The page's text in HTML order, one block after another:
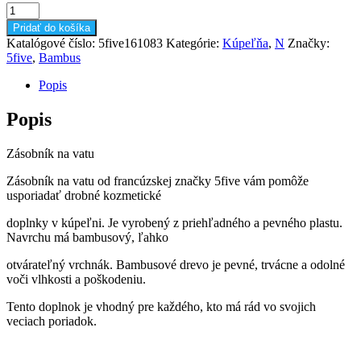
množstvo
Zásobník
na
vatu
Pridať do košíka
Katalógové číslo: 5five161083 Kategórie: Kúpeľňa, N Značky:
5five, Bambus
Popis
Popis
Zásobník na vatu
Zásobník na vatu od francúzskej značky 5five vám pomôže
usporiadať drobné kozmetické
doplnky v kúpeľni. Je vyrobený z priehľadného a pevného plastu.
Navrchu má bambusový, ľahko
otvárateľný vrchnák. Bambusové drevo je pevné, trvácne a odolné
voči vlhkosti a poškodeniu.
Tento doplnok je vhodný pre každého, kto má rád vo svojich
veciach poriadok.